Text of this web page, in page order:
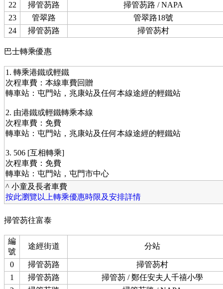
22
掃管芴路
掃管芴路 / NAPA
23
管翠路
管翠路18號
24
掃管芴路 掃管芴村
巴士轉乘優惠
1. 轉乘港鐵或輕鐵
次程車費：本線車費回贈
轉車站：屯門站，兆康站及任何本線途經的輕鐵站
2. 由港鐵或輕鐵轉乘本線
次程車費：免費
轉車站：屯門站，兆康站及任何本線途經的輕鐵站
3. 506 [互相轉乘]
次程車費：免費
轉車站：屯門站，屯門市中心
^ 小童及長者車費
按此瀏覽以上轉乘優惠時限及安排詳情
掃管芴往富泰
編
號
途經街道 分站
0 掃管芴路
掃管芴村
1
掃管芴路
掃管芴 / 鄭任安夫人千禧小學